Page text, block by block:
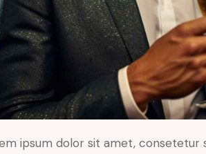
ipsum dolor sit amet, consetetur